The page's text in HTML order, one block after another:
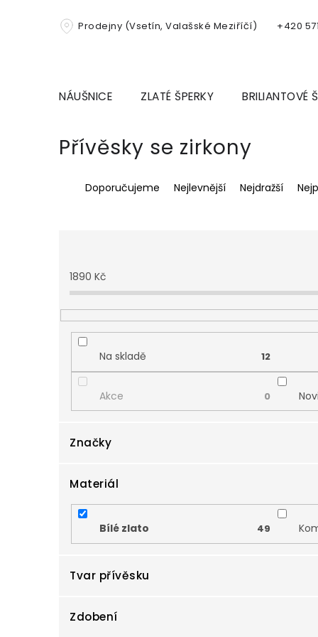
Prodejny (Vsetín, Valašské Meziříčí) +420
NÁUŠNICE ZLATÉ ŠPERKY BRILIANTOVÉ
Přívěsky se zirkony
Ř
a
p
r
o
d
u
k
t
ů
Doporučujeme Nejlevnější Nejdražší
1890 Kč
Na skladě 12
Akce 0
Značky
Zlatnictví Smaragd
Materiál
Bílé zlato 49
Tvar přívěsku
Anděl
Zdobení